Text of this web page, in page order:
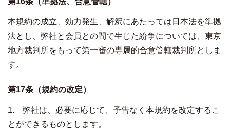
本規約の成立、効力発生、解釈にあたっては日本法を準拠
法とし、弊社と会員との間で生じた紛争については、東京
地方裁判所をもって第一審の専属的合意管轄裁判所としま
す。
第17条（規約の改定）
1. 弊社は、必要に応じて、予告なく本規約を改定するこ
とができるものとします。